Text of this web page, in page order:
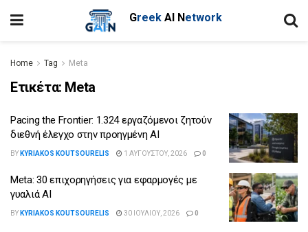
GreekAI Network
Home Tag Meta
Ετικέτα: Meta
Pacing the Frontier: 1.324 εργαζόμενοι ζητούν
διεθνή έλεγχο στην προηγμένη AI
BY KYRIAKOS KOUTSOURELIS 1 ΑΥΓΟΎΣΤΟΥ, 2026 0
Meta: 30 επιχορηγήσεις για εφαρμογές με
γυαλιά AI
BY KYRIAKOS KOUTSOURELIS 30 ΙΟΥΛΊΟΥ, 2026 0